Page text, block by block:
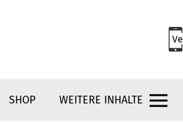
SHOP WEITERE INHALTE